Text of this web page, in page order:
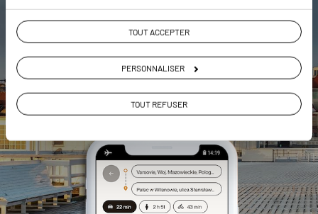
TOUT ACCEPTER
PERSONNALISER
TOUT REFUSER
L'album souvenirs à composer
vous-même
DÉCOUVRIR LUCIOLE